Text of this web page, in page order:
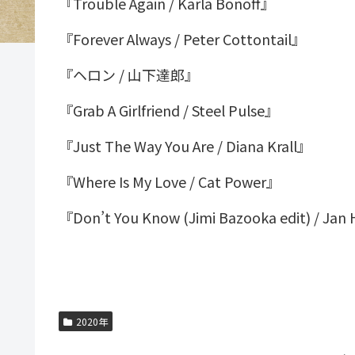
『Forever Always / Peter Cottontail』
『ヘロン / 山下達郎』
『Grab A Girlfriend / Steel Pulse』
『Just The Way You Are / Diana Krall』
『Where Is My Love / Cat Power』
『Don’t You Know (Jimi Bazooka edit) / Jan
2020年